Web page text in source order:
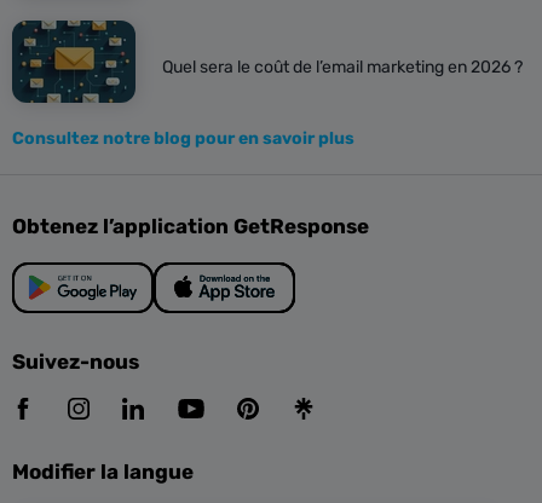
Quel sera le coût de l’email marketing en 2026 ?
Consultez notre blog pour en savoir plus
Obtenez l’application GetResponse
Suivez-nous
Modifier la langue